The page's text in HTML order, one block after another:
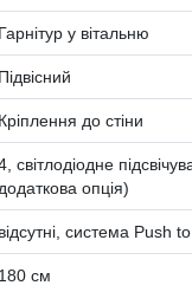
Гарнітур у вітальню
Підвісний
Кріплення до стіни
світлодіодне
додаткова опція)
відсутні, система Push
180 см